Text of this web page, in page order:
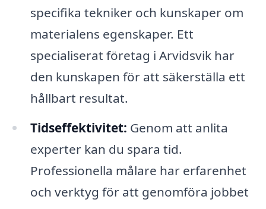
specifika tekniker och kunskaper om
materialens egenskaper. Ett
specialiserat företag i Arvidsvik har
den kunskapen för att säkerställa ett
hållbart resultat.
Tidseffektivitet: Genom att anlita
experter kan du spara tid.
Professionella målare har erfarenhet
och verktyg för att genomföra jobbet